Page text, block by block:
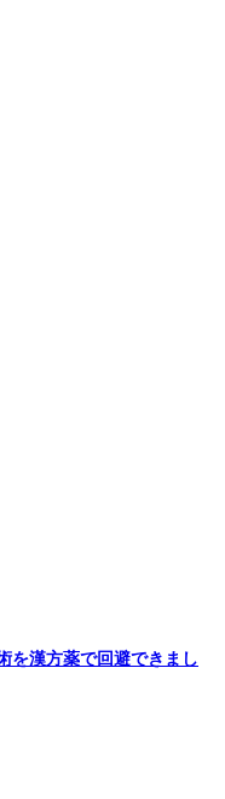
を漢方薬で回避できまし